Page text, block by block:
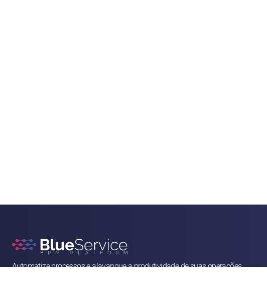
Automatize processos e alavanque a produtividade de suas operações